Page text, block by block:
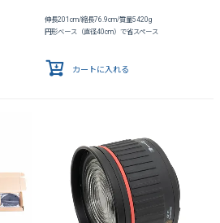
伸長201cm/縮長76.9cm/質量5420g
円形ベース（直径40cm）で省スペース
カートに入れる